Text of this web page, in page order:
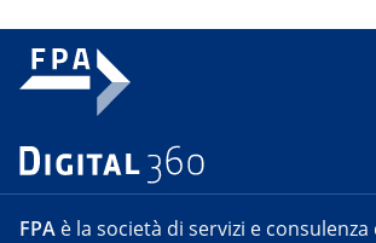
FPA è la società di servizi e consulenza